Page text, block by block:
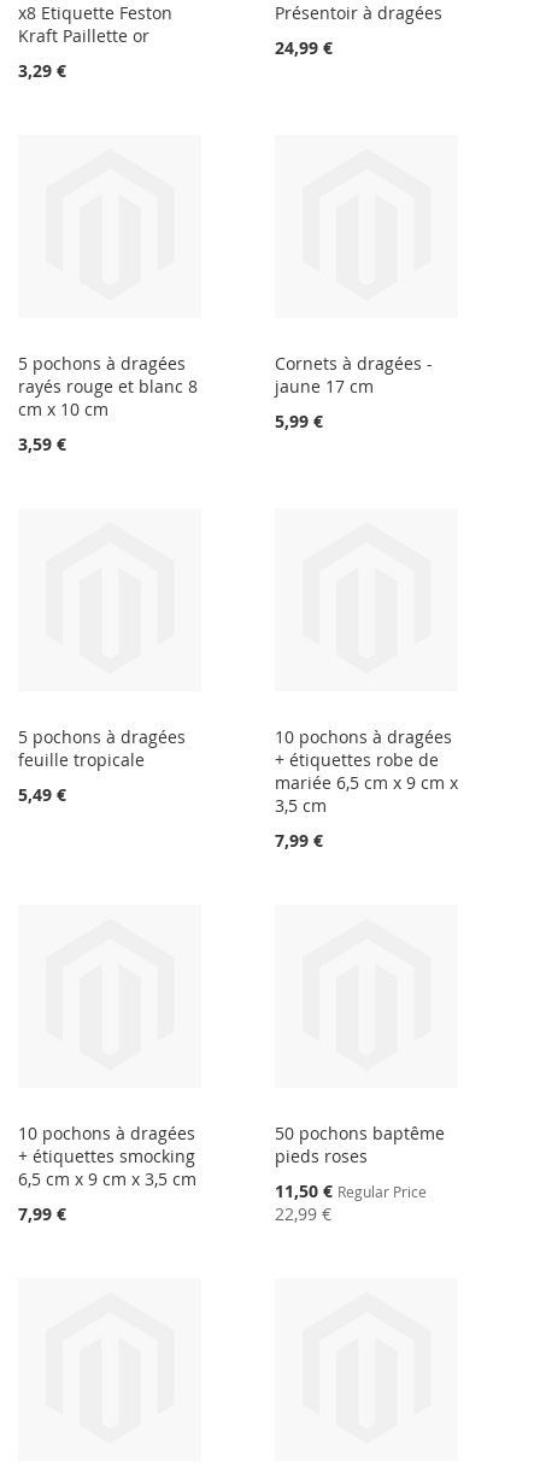
x8 Etiquette Feston
Kraft Paillette or
3,29 €
Présentoir à dragées
24,99 €
5 pochons à dragées
rayés rouge et blanc 8
cm x 10 cm
3,59 €
Cornets à dragées -
jaune 17 cm
5,99 €
5 pochons à dragées
feuille tropicale
5,49 €
10 pochons à dragées
+ étiquettes robe de
mariée 6,5 cm x 9 cm x
3,5 cm
7,99 €
10 pochons à dragées
+ étiquettes smocking
6,5 cm x 9 cm x 3,5 cm
7,99 €
50 pochons baptême
pieds roses
Special
Price
11,50 € Regular Price
22,99 €